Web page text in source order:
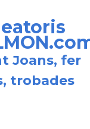
Joans, fer
trobades